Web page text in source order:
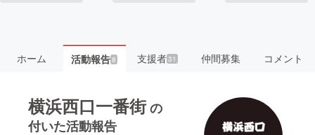
ホーム 活動報告8 支援者31 仲間募集 コメント
横浜西口一番街の
付いた活動報告